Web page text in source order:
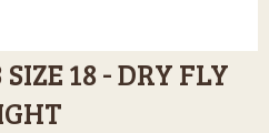
18 - DRY FLY